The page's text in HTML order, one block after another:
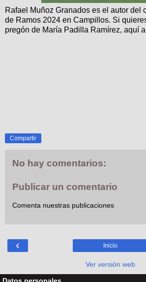
Rafael Muñoz Granados es el autor del
de Ramos 2024 en Campillos. Si
pregón de María Padilla Ramírez, aquí
Compartir
No hay comentarios:
Publicar un comentario
Comenta nuestras publicaciones
‹ Inicio
Ver versión web